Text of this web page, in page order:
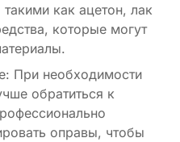
как ацетон, лак
которые могут
При необходимости
обратиться к
оправы, чтобы